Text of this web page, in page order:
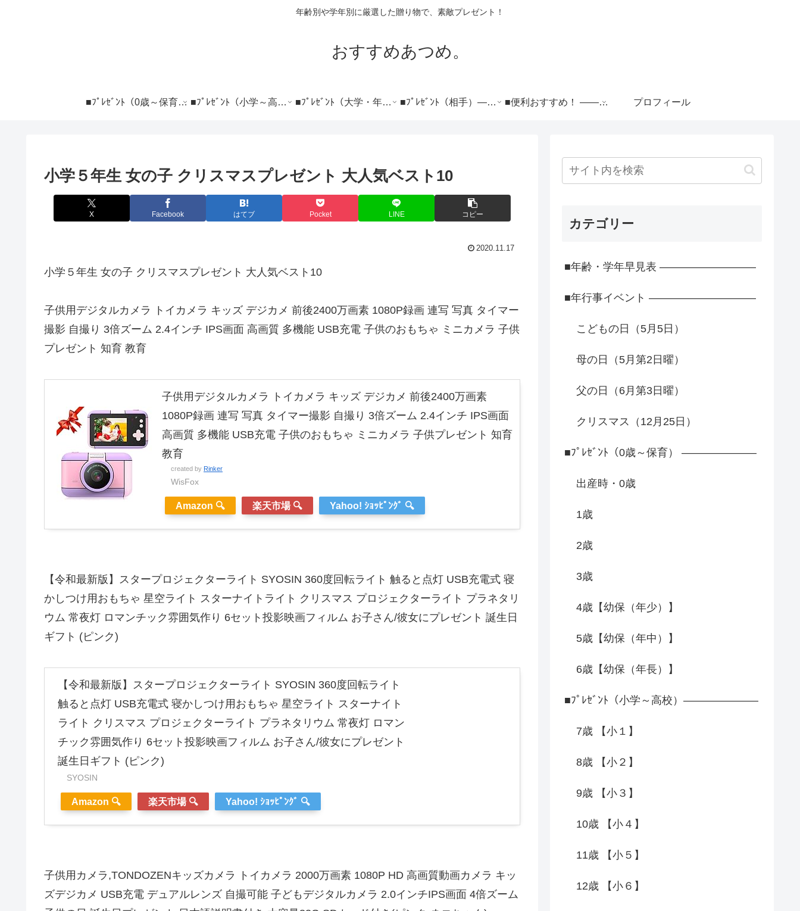
年齢別や学年別に厳選した贈り物で、素敵プレゼント！
おすすめあつめ。
■ﾌﾟﾚｾﾞﾝﾄ（0歳～保育） ――――――― ■ﾌﾟﾚｾﾞﾝﾄ（小学～高校）――――――― ■ﾌﾟﾚｾﾞﾝﾄ（大学・年代）――――――― ■ﾌﾟﾚｾﾞﾝﾄ（相手）―――――――――― ■便利おすすめ！ ―――――――――― プロフィール
小学５年生 女の子 クリスマスプレゼント 大人気ベスト10
X Facebook はてブ Pocket LINE コピー
2020.11.17
小学５年生 女の子 クリスマスプレゼント 大人気ベスト10
子供用デジタルカメラ トイカメラ キッズ デジカメ 前後2400万画素 1080P録画 連写 写真 タイマー
撮影 自撮り 3倍ズーム 2.4インチ IPS画面 高画質 多機能 USB充電 子供のおもちゃ ミニカメラ 子供
プレゼント 知育 教育
子供用デジタルカメラ トイカメラ キッズ デジカメ 前後2400万画素
1080P録画 連写 写真 タイマー撮影 自撮り 3倍ズーム 2.4インチ IPS画面
高画質 多機能 USB充電 子供のおもちゃ ミニカメラ 子供プレゼント 知育
教育
created by Rinker
WisFox
Amazon 🔍 楽天市場 🔍 Yahoo! ｼｮｯﾋﾟﾝｸﾞ 🔍
【令和最新版】スタープロジェクターライト SYOSIN 360度回転ライト 触ると点灯 USB充電式 寝
かしつけ用おもちゃ 星空ライト スターナイトライト クリスマス プロジェクターライト プラネタリ
ウム 常夜灯 ロマンチック雰囲気作り 6セット投影映画フィルム お子さん/彼女にプレゼント 誕生日
ギフト (ピンク)
【令和最新版】スタープロジェクターライト SYOSIN 360度回転ライト
触ると点灯 USB充電式 寝かしつけ用おもちゃ 星空ライト スターナイト
ライト クリスマス プロジェクターライト プラネタリウム 常夜灯 ロマン
チック雰囲気作り 6セット投影映画フィルム お子さん/彼女にプレゼント
誕生日ギフト (ピンク)
SYOSIN
Amazon 🔍 楽天市場 🔍 Yahoo! ｼｮｯﾋﾟﾝｸﾞ 🔍
子供用カメラ,TONDOZENキッズカメラ トイカメラ 2000万画素 1080P HD 高画質動画カメラ キッ
ズデジカメ USB充電 デュアルレンズ 自撮可能 子どもデジタルカメラ 2.0インチIPS画面 4倍ズーム
カテゴリー
■年齢・学年早見表 ―――――――――
■年行事イベント ――――――――――
こどもの日（5月5日）
母の日（5月第2日曜）
父の日（6月第3日曜）
クリスマス（12月25日）
■ﾌﾟﾚｾﾞﾝﾄ（0歳～保育） ―――――――
出産時・0歳
1歳
2歳
3歳
4歳【幼保（年少）】
5歳【幼保（年中）】
6歳【幼保（年長）】
■ﾌﾟﾚｾﾞﾝﾄ（小学～高校）―――――――
7歳 【小１】
8歳 【小２】
9歳 【小３】
10歳 【小４】
11歳 【小５】
12歳 【小６】